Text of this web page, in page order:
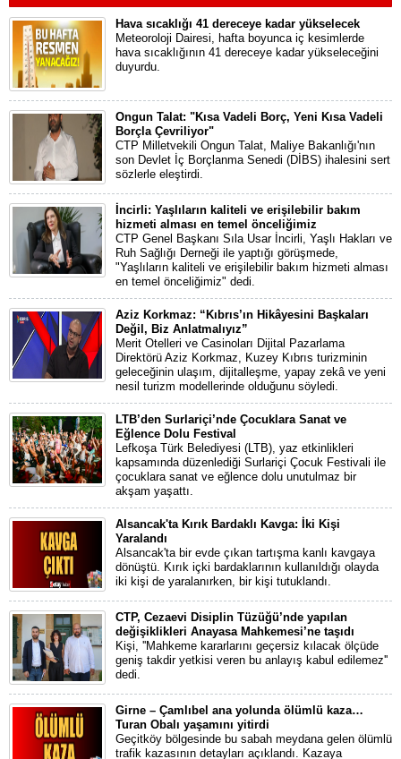
Hava sıcaklığı 41 dereceye kadar yükselecek
Meteoroloji Dairesi, hafta boyunca iç kesimlerde
hava sıcaklığının 41 dereceye kadar yükseleceğini
duyurdu.
Ongun Talat: "Kısa Vadeli Borç, Yeni Kısa Vadeli
Borçla Çevriliyor"
CTP Milletvekili Ongun Talat, Maliye Bakanlığı'nın
son Devlet İç Borçlanma Senedi (DİBS) ihalesini sert
sözlerle eleştirdi.
İncirli: Yaşlıların kaliteli ve erişilebilir bakım
hizmeti alması en temel önceliğimiz
CTP Genel Başkanı Sıla Usar İncirli, Yaşlı Hakları ve
Ruh Sağlığı Derneği ile yaptığı görüşmede,
"Yaşlıların kaliteli ve erişilebilir bakım hizmeti alması
en temel önceliğimiz" dedi.
Aziz Korkmaz: “Kıbrıs’ın Hikâyesini Başkaları
Değil, Biz Anlatmalıyız”
Merit Otelleri ve Casinoları Dijital Pazarlama
Direktörü Aziz Korkmaz, Kuzey Kıbrıs turizminin
geleceğinin ulaşım, dijitalleşme, yapay zekâ ve yeni
nesil turizm modellerinde olduğunu söyledi.
LTB’den Surlariçi’nde Çocuklara Sanat ve
Eğlence Dolu Festival
Lefkoşa Türk Belediyesi (LTB), yaz etkinlikleri
kapsamında düzenlediği Surlariçi Çocuk Festivali ile
çocuklara sanat ve eğlence dolu unutulmaz bir
akşam yaşattı.
Alsancak'ta Kırık Bardaklı Kavga: İki Kişi
Yaralandı
Alsancak'ta bir evde çıkan tartışma kanlı kavgaya
dönüştü. Kırık içki bardaklarının kullanıldığı olayda
iki kişi de yaralanırken, bir kişi tutuklandı.
CTP, Cezaevi Disiplin Tüzüğü’nde yapılan
değişiklikleri Anayasa Mahkemesi’ne taşıdı
Kişi, ''Mahkeme kararlarını geçersiz kılacak ölçüde
geniş takdir yetkisi veren bu anlayış kabul edilemez''
dedi.
Girne – Çamlıbel ana yolunda ölümlü kaza…
Turan Obalı yaşamını yitirdi
Geçitköy bölgesinde bu sabah meydana gelen ölümlü
trafik kazasının detayları açıklandı. Kazaya